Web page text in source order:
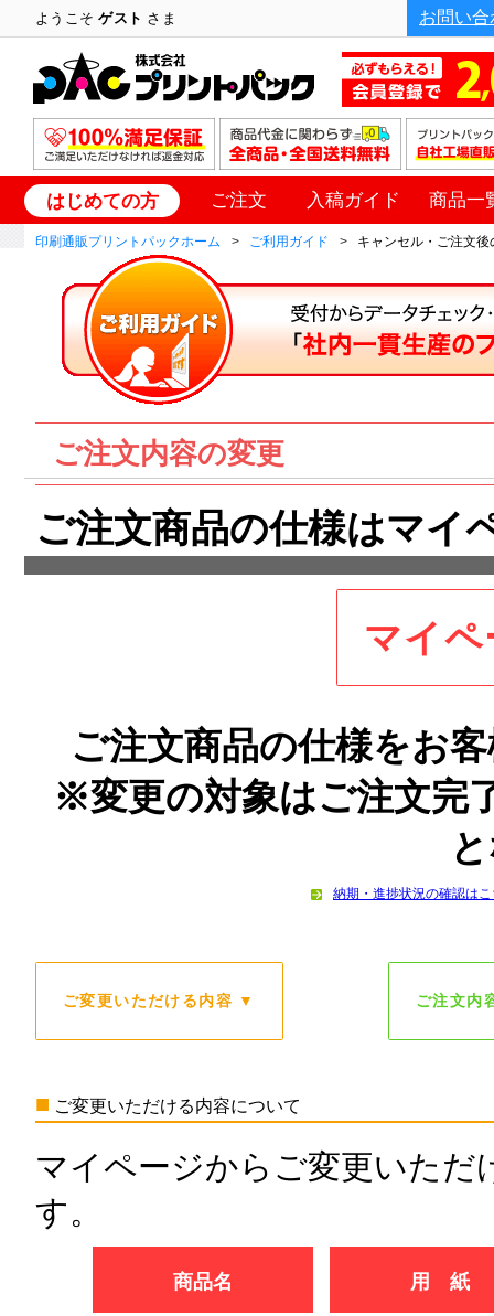
ようこそゲスト さま お問い合
はじめての方 ご注文 入稿ガイド 商品一
印刷通販プリントパックホーム ご利用ガイド キャンセル・ご注文
ご注文内容の変更
ご注文商品の仕様はマイ
マイ
ご注文商品の仕様をお
※変更の対象はご注文完
納期・進捗状況の確認は
ご変更いただける内容 ▼ ご注文内
■ ご変更いただける内容について
マイページからご変更いただ
す。
商品名 用 紙